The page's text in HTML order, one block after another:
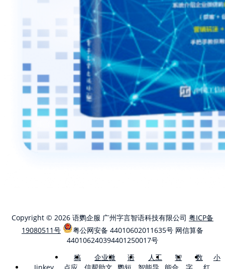
Copyright © 2026 语鹦企服 广州字言智语科技有限公司 粤ICP备
19080511号
粤公网安备 44010602011635号 网信算备
440106240394401250017号
稿
企业微
语
人工
智
数
小